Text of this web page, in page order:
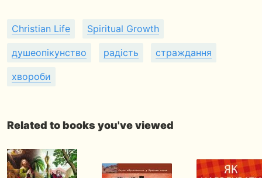
Christian Life Spiritual Growth
душеопікунство радість страждання
хвороби
Related to books you've viewed